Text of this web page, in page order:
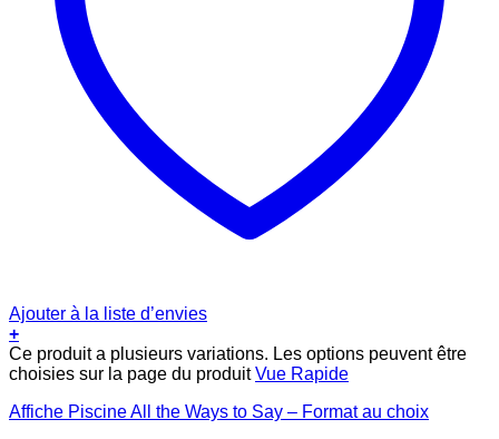
Ajouter à la liste d’envies
+
Ce produit a plusieurs variations. Les options peuvent être
choisies sur la page du produitVue Rapide
Affiche Piscine All the Ways to Say – Format au choix